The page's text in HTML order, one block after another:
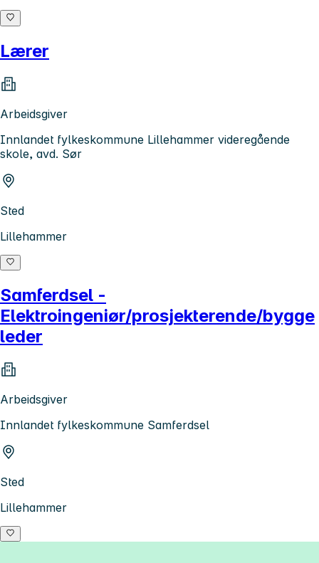
Lærer
Arbeidsgiver
Innlandet fylkeskommune Lillehammer videregående
skole, avd. Sør
Sted
Lillehammer
Samferdsel -
Elektroingeniør/prosjekterende/bygge
leder
Arbeidsgiver
Innlandet fylkeskommune Samferdsel
Sted
Lillehammer